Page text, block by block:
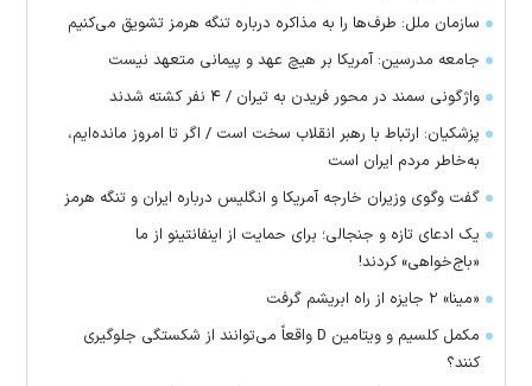
سازمان ملل: طرف‌ها را به مذاکره درباره تنگه هرمز تشویق می‌کنیم
جامعه مدرسین: آمریکا بر هیچ عهد و پیمانی متعهد نیست
واژگونی سمند در محور فریدن به تیران / ۴ نفر کشته شدند
پزشکیان: ارتباط با رهبر انقلاب سخت است / اگر تا امروز مانده‌ایم،
به‌خاطر مردم ایران است
گفت وگوی وزیران خارجه آمریکا و انگلیس درباره ایران و تنگه هرمز
یک ادعای تازه و جنجالی؛ برای حمایت از اینفانتینو از ما
«باج‌خواهی» کردند!
«مینا» ۲ جایزه از راه ابریشم گرفت
مکمل کلسیم و ویتامین D واقعاً می‌توانند از شکستگی جلوگیری
کنند؟